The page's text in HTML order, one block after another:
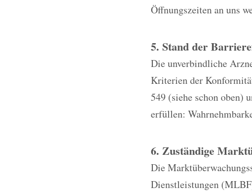
Öffnungszeiten an uns
5. Stand der
Die unverbindliche
Kriterien der
549 (siehe schon oben)
erfüllen:
6. Zuständige
Die
Dienstleistungen